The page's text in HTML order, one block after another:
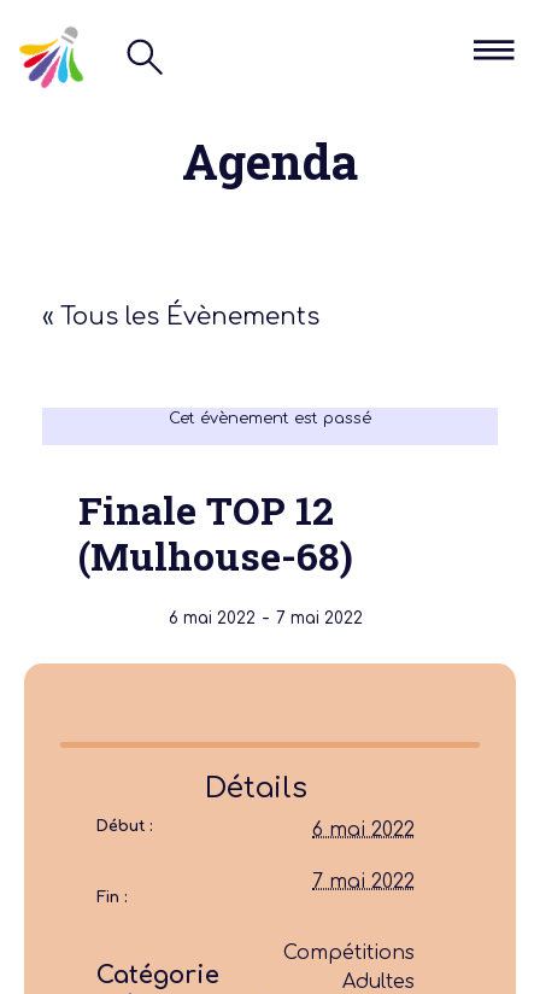
Agenda
« Tous les Évènements
Cet évènement est passé
Finale TOP 12
(Mulhouse-68)
6 mai 2022 - 7 mai 2022
Détails
Début : 6 mai 2022
Fin :
7 mai 2022
Catégorie
Compétitions
Adultes